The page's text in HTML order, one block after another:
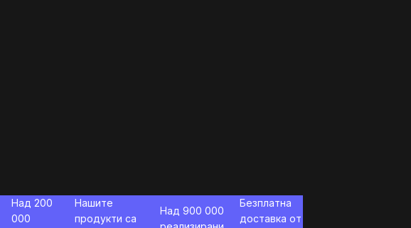
Над 200
000
Нашите
продукти са
Над 900 000
Безплатна
доставка от